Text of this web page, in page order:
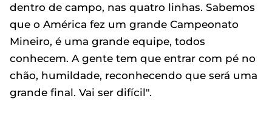
dentro de campo, nas quatro linhas. Sabemos
que o América fez um grande Campeonato
Mineiro, é uma grande equipe, todos
conhecem. A gente tem que entrar com pé no
chão, humildade, reconhecendo que será uma
grande final. Vai ser difícil".